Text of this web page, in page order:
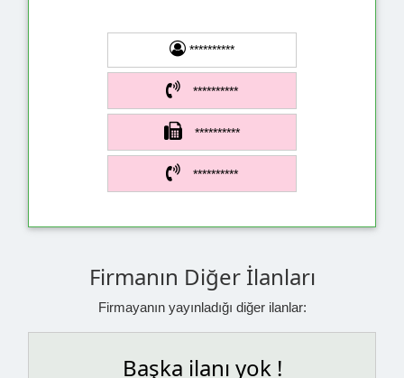
**********
**********
**********
**********
Firmanın Diğer İlanları
Firmayanın yayınladığı diğer ilanlar:
Başka ilanı yok !